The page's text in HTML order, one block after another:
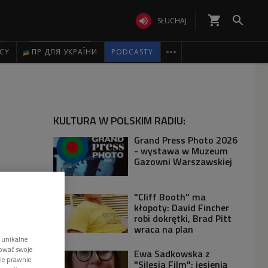
 SŁUCHAJ shopping_cart 
ПР ДЛЯ УКРАЇНИ PODCASTY 
KULTURA W POLSKIM RADIU:
Grand Press Photo 2026
- wystawa w Muzeum
Gazowni Warszawskiej
"Cliff Booth" ma
kłopoty: David Fincher
robi dokrętki, Brad Pitt
wraca na plan
Ewa Sadkowska z
"Silesia Film": jesienią
swoje
prawnie